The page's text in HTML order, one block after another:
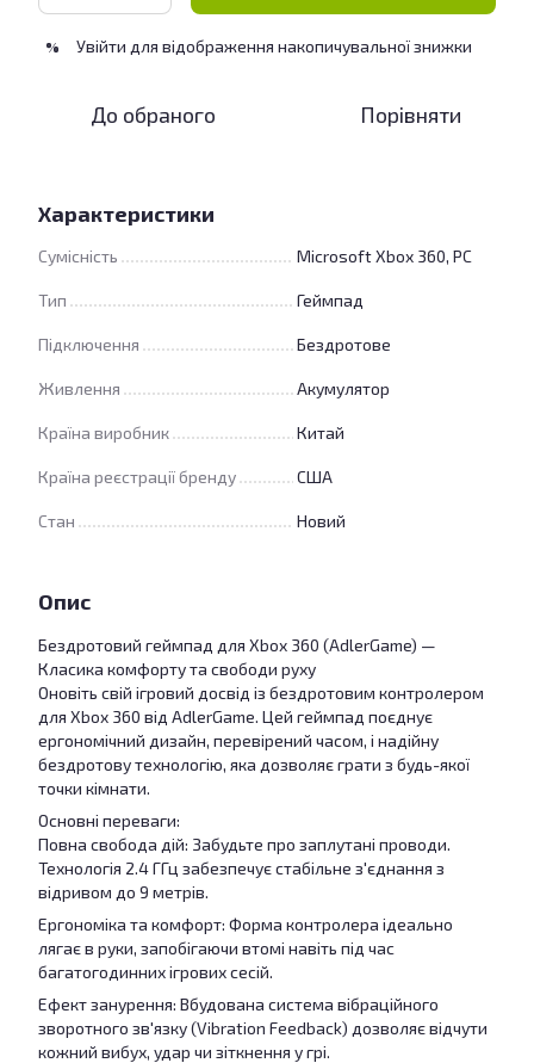
% Увійти для відображення накопичувальної знижки
До обраного Порівняти
Характеристики
Сумісність Microsoft Xbox 360, PC
Тип Геймпад
Підключення Бездротове
Живлення Акумулятор
Країна виробник Китай
Країна реєстрації бренду США
Стан Новий
Опис
Бездротовий геймпад для Xbox 360 (AdlerGame) —
Класика комфорту та свободи руху
Оновіть свій ігровий досвід із бездротовим контролером
для Xbox 360 від AdlerGame. Цей геймпад поєднує
ергономічний дизайн, перевірений часом, і надійну
бездротову технологію, яка дозволяє грати з будь-якої
точки кімнати.
Основні переваги:
Повна свобода дій: Забудьте про заплутані проводи.
Технологія 2.4 ГГц забезпечує стабільне з'єднання з
відривом до 9 метрів.
Ергономіка та комфорт: Форма контролера ідеально
лягає в руки, запобігаючи втомі навіть під час
багатогодинних ігрових сесій.
Ефект занурення: Вбудована система вібраційного
зворотного зв'язку (Vibration Feedback) дозволяє відчути
кожний вибух, удар чи зіткнення у грі.